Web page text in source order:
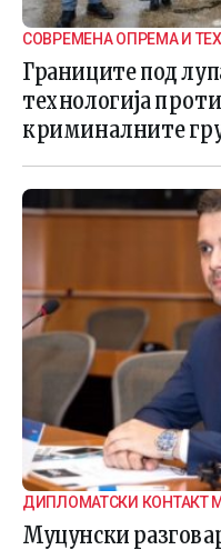
СОВРЕМЕНА ОПРЕМА И
ГРАНИЧНАТА БЕЗБЕДНОСТ
Границите под
технологија
криминалните
ДИПЛОМАТСКИ КОНТАКТ
Муцунски